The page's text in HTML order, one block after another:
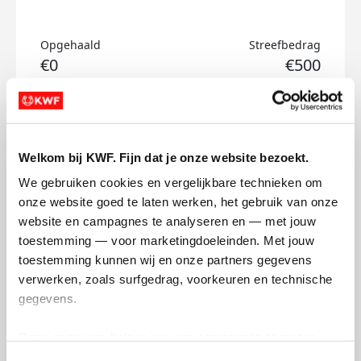
Welkom bij KWF. Fijn dat je onze website bezoekt.
We gebruiken cookies en vergelijkbare technieken om
onze website goed te laten werken, het gebruik van onze
website en campagnes te analyseren en — met jouw
toestemming — voor marketingdoeleinden. Met jouw
toestemming kunnen wij en onze partners gegevens
verwerken, zoals surfgedrag, voorkeuren en technische
gegevens.
Opgehaald
€0
Streefbedrag
€500
Doneer
Bruggenloop's badges